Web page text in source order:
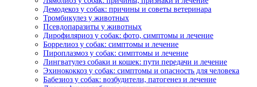
Демодекоз у собак: причины и советы ветеринара
Тромбикулез у животных
Псевдопаразиты у животных
Дирофиляриоз у собак: фото, симптомы и лечение
Боррелиоз у собак: симптомы и лечение
Пироплазмоз у собак: симптомы и лечение
Лингватулез собаки и кошек: пути передачи и лечение
Эхинококкоз у собак: симптомы и опасность для человека
Бабезиоз у собак: возбудители, патогенез и лечение